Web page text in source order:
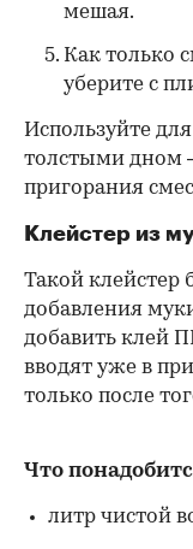
мешая.
Как только
уберите с
Используйте
толстыми дном
пригорания
Клейстер из
Такой клейстер
добавления
добавить клей
вводят уже в
только после
Что
литр чистой